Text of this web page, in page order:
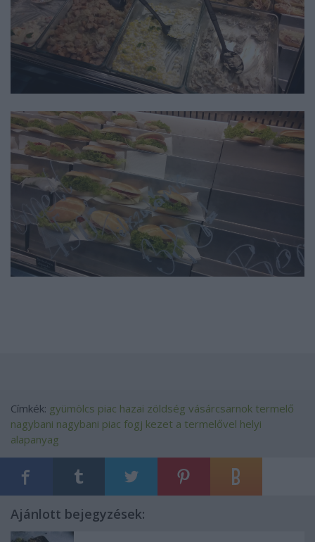
Címkék: gyümölcs piac hazai zöldség vásárcsarnok termelő
nagybani nagybani piac fogj kezet a termelővel helyi
alapanyag
Ajánlott bejegyzések: